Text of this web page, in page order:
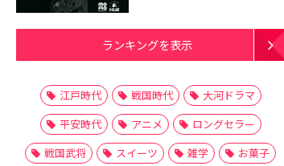
ランキングを表示
江戸時代 戦国時代
大河ドラマ
平安時代
アニメ
ロングセラー
戦国武将
スイーツ 雑学
お菓子